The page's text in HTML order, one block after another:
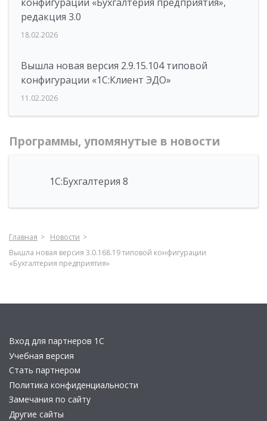
редакция 3.0
18.02.2026
Вышла новая версия 2.9.15.104 типовой
конфигурации «1С:Клиент ЭДО»
11.02.2026
Программы, упомянутые в новости
1С:Бухгалтерия 8
Главная
Новости
Вышла новая версия 3.0.168.19 типовой конфигурации
«Бухгалтерия предприятия»
Вход для партнеров 1С
Учебная версия
Стать партнером
Политика конфиденциальности
Замечания по сайту
Другие сайты